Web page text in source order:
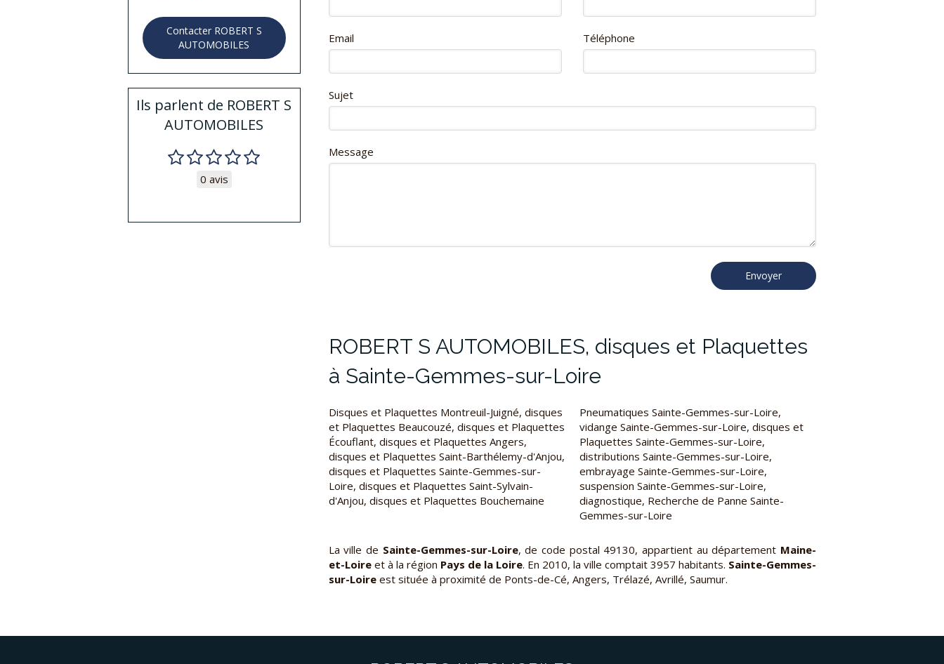
Email Téléphone
Sujet
Message
Envoyer
ROBERT S AUTOMOBILES, disques et Plaquettes
à Sainte-Gemmes-sur-Loire
Disques et Plaquettes Montreuil-Juigné, disques
et Plaquettes Beaucouzé, disques et Plaquettes
Écouflant, disques et Plaquettes Angers,
disques et Plaquettes Saint-Barthélemy-d'Anjou,
disques et Plaquettes Sainte-Gemmes-sur-
Loire, disques et Plaquettes Saint-Sylvain-
d'Anjou, disques et Plaquettes Bouchemaine
Pneumatiques Sainte-Gemmes-sur-Loire,
vidange Sainte-Gemmes-sur-Loire, disques et
Plaquettes Sainte-Gemmes-sur-Loire,
distributions Sainte-Gemmes-sur-Loire,
embrayage Sainte-Gemmes-sur-Loire,
suspension Sainte-Gemmes-sur-Loire,
diagnostique, Recherche de Panne Sainte-
Gemmes-sur-Loire
La ville de Sainte-Gemmes-sur-Loire, de code postal 49130, appartient au département Maine-
et-Loireet à la région Pays de la Loire. En 2010, la ville comptait 3957 habitants. Sainte-Gemmes-
sur-Loireest située à proximité de Ponts-de-Cé, Angers, Trélazé, Avrillé, Saumur.
Contacter ROBERT S
AUTOMOBILES
Ils parlent de ROBERT S
AUTOMOBILES
0 avis